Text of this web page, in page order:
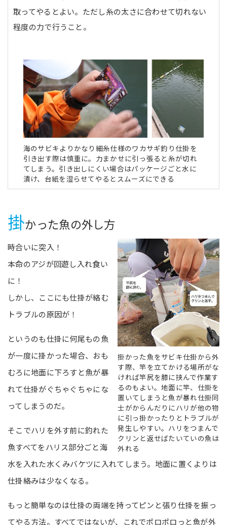
取ってやるとよい。ただし糸の太さに合わせて切れない
程度の力で行うこと。
海のサビキよりかなり細糸仕様のワカサギ釣り仕掛を
引き出す際は慎重に。力まかせに引っ張ると糸が切れ
てしまう。引き出しにくい場合はパッケージごと水に
漬け、台紙を湿らせてやるとスムーズにできる
掛かった魚の外し方
掛かった魚をサビキ仕掛から外
す際、竿を立てかける場所がな
ければ竿尻を膝に挟んで作業す
るのもよい。地面に竿、仕掛を
置いてしまうと魚が暴れ仕掛同
士がからんだりにハリが他の物
に引っ掛かったりとトラブルが
発生しやすい。ハリをつまんで
クリンと返せばたいていの魚は
外れる
時合いに突入！
本命のアジが回遊し入れ食い
に！
しかし、ここにも仕掛が絡む
トラブルの原因が！
というのも仕掛に何尾もの魚
が一度に掛かった場合、おも
むろに地面に下ろすと魚が暴
れて仕掛がぐちゃぐちゃにな
ってしまうのだ。
そこでハリを外す前に釣れた
魚すべてをハリス部分ごと海
水を入れた水くみバケツに入れてしまう。地面に置くよりは
仕掛絡みは少なくなる。
もっと簡単なのは仕掛の両端を持ってピンと張り仕掛を振っ
てやる方法。すべてではないが、これでポロポロっと魚が外